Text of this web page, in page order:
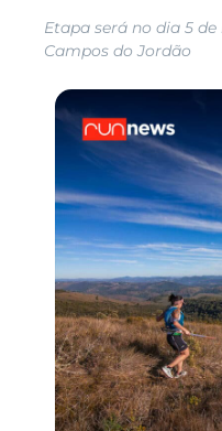
Etapa será no dia 5
Campos do Jordão